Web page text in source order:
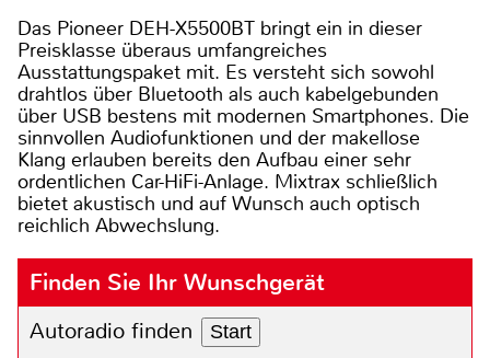
Das Pioneer DEH-X5500BT bringt ein in dieser
Preisklasse überaus umfangreiches
Ausstattungspaket mit. Es versteht sich sowohl
drahtlos über Bluetooth als auch kabelgebunden
über USB bestens mit modernen Smartphones. Die
sinnvollen Audiofunktionen und der makellose
Klang erlauben bereits den Aufbau einer sehr
ordentlichen Car-HiFi-Anlage. Mixtrax schließlich
bietet akustisch und auf Wunsch auch optisch
reichlich Abwechslung.
Finden Sie Ihr Wunschgerät
Autoradio finden Start